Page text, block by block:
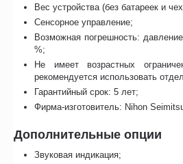
Вес устройства (без батареек и
Сенсорное управление;
Возможная погрешность:
%;
Не имеет возрастных
рекомендуется использовать
Гарантийный срок: 5 лет;
Фирма-изготовитель: Nihon
Дополнительные опции
Звуковая индикация;